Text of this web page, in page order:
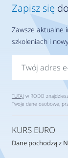
Zapisz się
Zawsze aktualne
szkoleniach i
TUTAJ w RODO
Twoje dane osobowe,
KURS EURO
Dane pochodzą z